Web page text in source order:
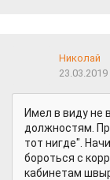
Николай
23.03.2019
Имел в виду не
должностям.
тот нигде".
бороться с
кабинетам